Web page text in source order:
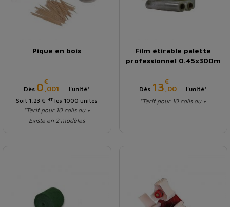
Pique en bois
Prix
Dès 0€
,001 HT l'unité*
Soit 1,23 € HT les 1000 unités
*Tarif pour 10 colis ou +
Existe en 2 modèles
Film étirable palette
professionnel 0.45x300m
Prix
Dès 13€
,00 HT l'unité*
*Tarif pour 10 colis ou +